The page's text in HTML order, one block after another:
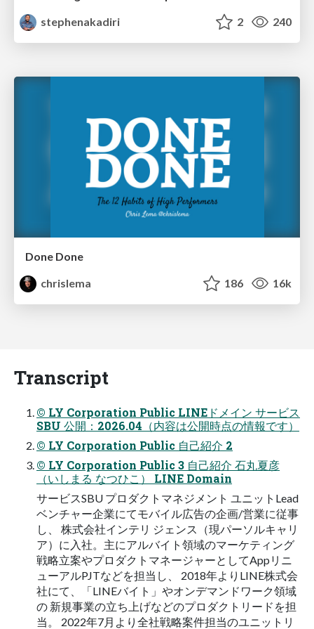
stephenakadiri
2 240
Done Done
chrislema
186 16k
Transcript
© LY Corporation Public LINEドメイン サービス
SBU 公開：2026.04（内容は公開時点の情報です）
© LY Corporation Public ⾃⼰紹介 2
© LY Corporation Public 3 ⾃⼰紹介 ⽯丸夏彦
（いしまる なつひこ） LINE Domain
サービスSBU プロダクトマネジメント ユニットLead
ベンチャー企業にてモバイル広告の企画/営業に従事
し、 株式会社インテリ ジェンス（現パーソルキャリ
ア）に⼊社。主にアルバイト領域のマーケティング
戦略⽴案やプロダクトマネージャーとしてAppリニ
ューアルPJTなどを担当し、 2018年よりLINE株式会
社にて、「LINEバイト」やオンデマンドワーク領域
の 新規事業の⽴ち上げなどのプロダクトリードを担
当。 2022年7⽉より全社戦略案件担当のユニットリ